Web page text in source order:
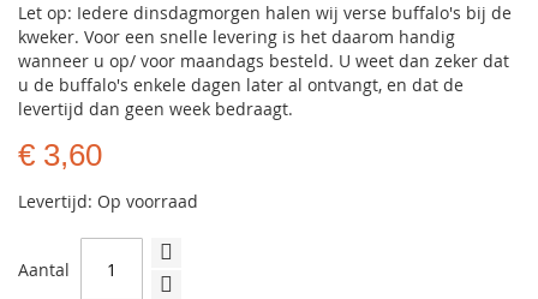
Let op: Iedere dinsdagmorgen halen wij verse buffalo's bij de
kweker. Voor een snelle levering is het daarom handig
wanneer u op/ voor maandags besteld. U weet dan zeker dat
u de buffalo's enkele dagen later al ontvangt, en dat de
levertijd dan geen week bedraagt.
€ 3,60
Levertijd: Op voorraad
Aantal